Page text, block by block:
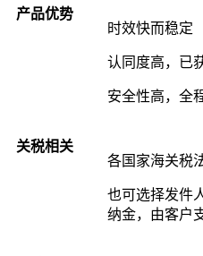
产品优势
时效快而稳定
认同度高，已
安全性高，全
关税相关
各国家海关税
也可选择发件
纳金，由客户